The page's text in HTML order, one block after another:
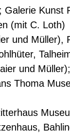
(mit C. Loth)
und
und
Thoma